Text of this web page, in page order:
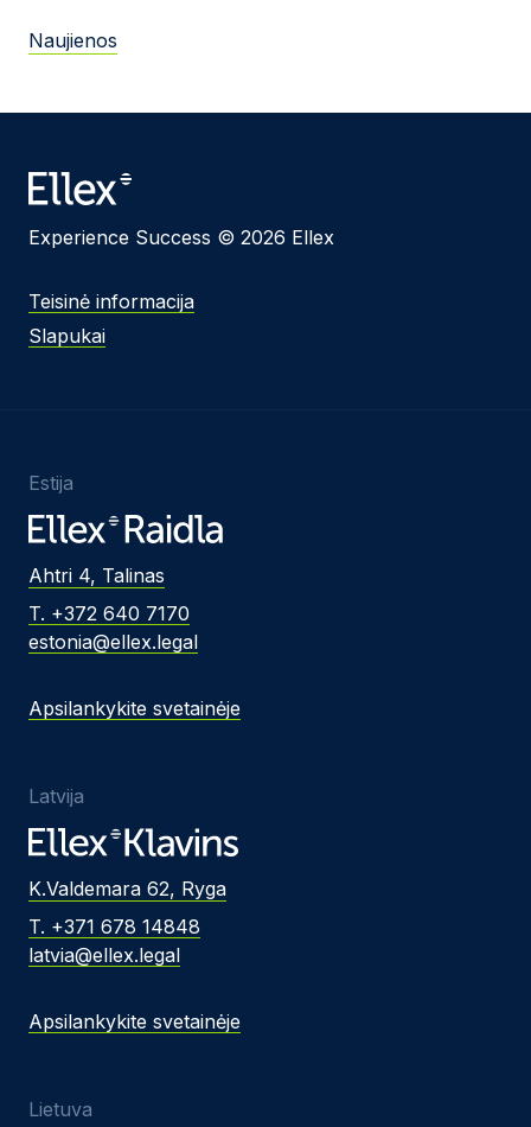
Naujienos
Experience Success © 2026 Ellex
Teisinė informacija
Slapukai
Estija
Ahtri 4, Talinas
T. +372 640 7170
estonia@ellex.legal
Apsilankykite svetainėje
Latvija
K.Valdemara 62, Ryga
T. +371 678 14848
latvia@ellex.legal
Apsilankykite svetainėje
Lietuva